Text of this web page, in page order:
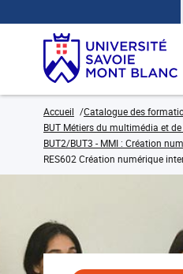
Accueil Catalogue des
BUT Métiers du multimédia et
BUT2/BUT3 - MMI : Création
RES602 Création numérique